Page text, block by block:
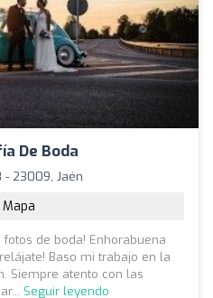
De Boda
- 23009, Jaén
Mapa
de boda! Enhorabuena
Baso mi trabajo en la
Siempre atento con las
Seguir leyendo